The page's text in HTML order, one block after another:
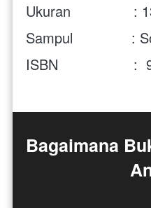
Ukuran               :
Sampul              :
ISBN                  :
Bagaimana